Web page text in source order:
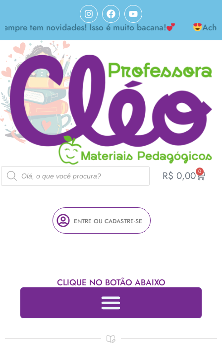
tem novidades! Isso é muito bacana! Achei
R$ 0,00 0
ENTRE OU CADASTRE-SE
CLIQUE NO BOTÃO ABAIXO